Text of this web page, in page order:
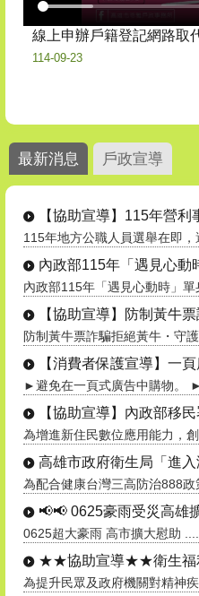
線上申辦戶籍登記網路取
114-09-23
最新消息 戶政宣導
【協助宣導】115年營利
115年地方公職人員選舉在即，
內政部115年「遇見心動
內政部115年「遇見心動時」單
【協助宣導】防制黃牛
防制黃牛票詐騙拒絕黃牛・守護
【消費者保護宣導】一
►避免在一頁式廣告中購物。 ►
【協助宣導】內政部移
為增進新住民數位應用能力，創
高雄市政府衛生局「進入
為配合健康台灣三高防治888政
📢📢 0625豪雨受災高雄
0625超大豪雨 高市擴大慰助 ....
★★協助宣導★★衛生福
為提升民眾及政府機關對精神疾